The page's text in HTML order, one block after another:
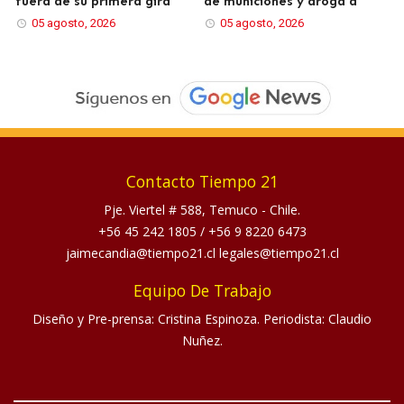
05 agosto, 2026 05 agosto, 2026
Contacto Tiempo 21
Pje. Viertel # 588, Temuco - Chile.
+56 45 242 1805 / +56 9 8220 6473
jaimecandia@tiempo21.cl legales@tiempo21.cl
Equipo De Trabajo
Diseño y Pre-prensa: Cristina Espinoza. Periodista: Claudio
Nuñez.